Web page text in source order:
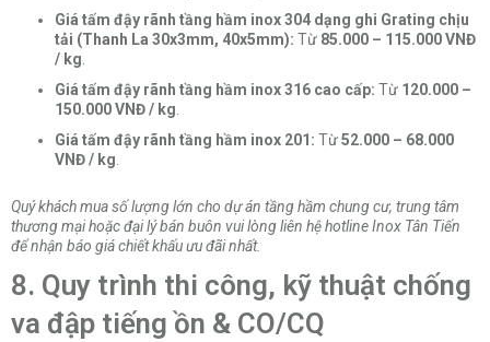
Giá tấm đậy rãnh tầng hầm inox 304 dạng ghi Grating chịu
tải (Thanh La 30x3mm, 40x5mm): Từ 85.000 – 115.000 VNĐ
/ kg.
Giá tấm đậy rãnh tầng hầm inox 316 cao cấp: Từ 120.000 –
150.000 VNĐ / kg.
Giá tấm đậy rãnh tầng hầm inox 201: Từ52.000 – 68.000
VNĐ / kg.
Quý khách mua số lượng lớn cho dự án tầng hầm chung cư, trung tâm
thương mại hoặc đại lý bán buôn vui lòng liên hệ hotline Inox Tân Tiến
để nhận báo giá chiết khấu ưu đãi nhất.
8. Quy trình thi công, kỹ thuật chống
va đập tiếng ồn & CO/CQ